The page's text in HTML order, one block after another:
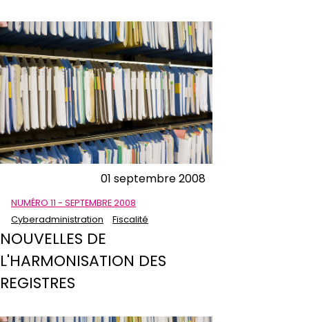
01 septembre 2008
NUMÉRO 11 - SEPTEMBRE 2008
Cyberadministration
Fiscalité
NOUVELLES DE
L'HARMONISATION DES
REGISTRES